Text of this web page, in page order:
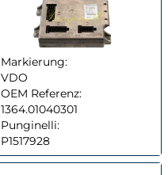
Markierung:
VDO
OEM Referenz:
1364.01040301
Punginelli:
P1517928